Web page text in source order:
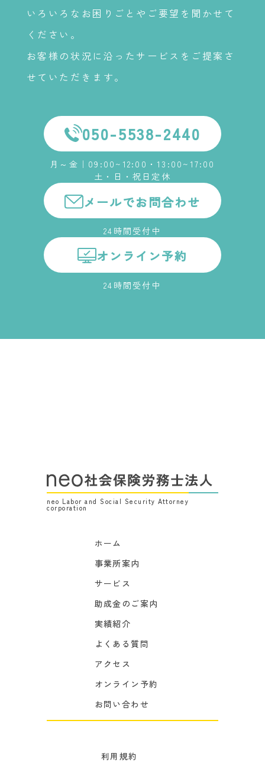
いろいろなお困りごとやご要望を聞かせて
ください。
お客様の状況に沿ったサービスをご提案さ
せていただきます。
050-5538-2440
月～金｜09:00~12:00・13:00~17:00
土・日・祝日定休
メールでお問合わせ
24時間受付中
オンライン予約
24時間受付中
neo Labor and Social Security Attorney
corporation
ホーム
事業所案内
サービス
助成金のご案内
実績紹介
よくある質問
アクセス
オンライン予約
お問い合わせ
利用規約